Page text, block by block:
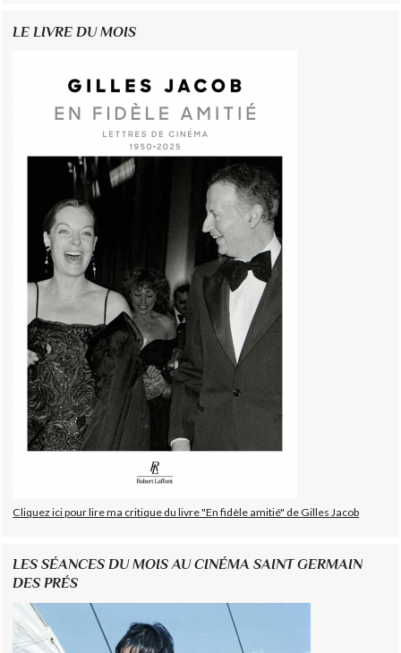
LE LIVRE DU MOIS
Cliquez ici pour lire ma critique du livre "En fidèle amitié" de Gilles Jacob
LES SÉANCES DU MOIS AU CINÉMA SAINT GERMAIN
DES PRÉS